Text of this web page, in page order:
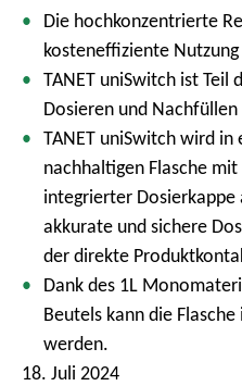
Die hochkonzentrierte
kosteneffiziente
TANET uniSwitch ist Teil
Dosieren und
TANET uniSwitch wird
nachhaltigen Flasche
integrierter Dosierkappe
akkurate und sichere
der direkte
Dank des 1L
Beutels kann die
werden.
18. Juli 2024